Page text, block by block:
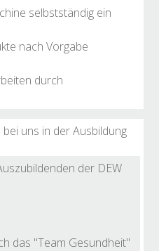
selbstständig ein
nach Vorgabe
durch
uns in der Ausbildung
der DEW
das "Team Gesundheit"